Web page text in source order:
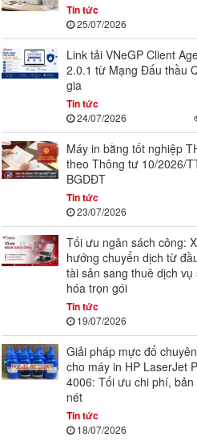
Tin tức
25/07/2026
Link tải VNeGP Client
2.0.1 từ Mạng Đấu thầu
gia
Tin tức
24/07/2026
Máy in bằng tốt nghiệp
theo Thông tư 10/2026/
BGDĐT
Tin tức
23/07/2026
Tối ưu ngân sách công:
hướng chuyển dịch từ
tài sản sang thuê dịch vụ
hóa trọn gói
Tin tức
19/07/2026
Giải pháp mực đổ
cho máy in HP LaserJet
4006: Tối ưu chi phí, bản
nét
Tin tức
18/07/2026